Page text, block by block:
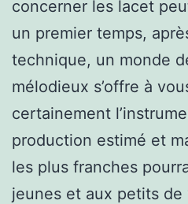
concerner les lacet
un premier temps,
technique, un monde
mélodieux s’offre à
certainement
production estimé et
les plus franches
jeunes et aux petits de